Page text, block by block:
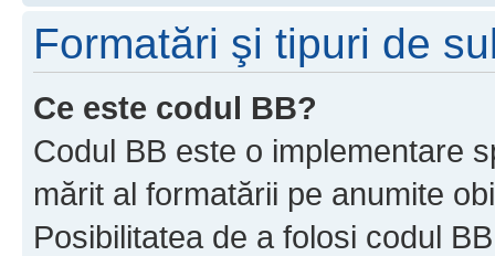
Formatări şi tipuri de
Ce este codul BB?
Codul BB este o implementare
mărit al formatării pe anumite
Posibilitatea de a folosi codul